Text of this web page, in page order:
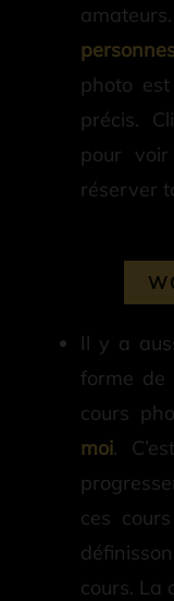
photo
précis.
pour
réserver
Il y a
forme de
cours
moi.
ces
cours. La